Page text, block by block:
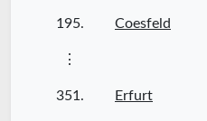
195. Coesfeld
⋮
351. Erfurt